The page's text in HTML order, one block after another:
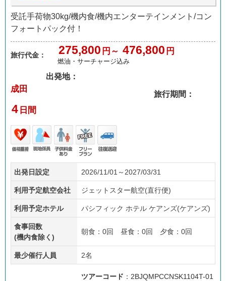
受託手荷物30kg/機内食/機内エンターテインメント/コン
フォートパック付！
旅行代金： 275,800 円～ 476,800 円
燃油・サーチャージ込み
出発地：
成田
旅行期間：
4 日間
価格
重視
現地
係員
子供
あり
フリ
ープ
ラン
往復
送迎
出発日設定 2026/11/01～2027/03/31
利用予定航空会社 ジェットスター航空(直行便)
利用予定ホテル パシフィック ホテル ケアンズ(ケアンズ)
食事回数
(機内食除く)
朝食：0回 昼食：0回 夕食：0回
最少催行人員 2名
ツアーコード ：2BJQMPCCNSK1104T-01